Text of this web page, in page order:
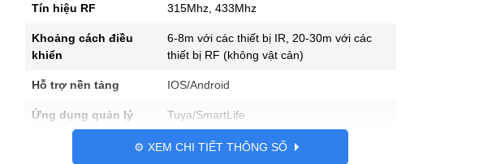
Tín hiệu RF 315Mhz, 433Mhz
Khoảng cách điều
khiển
6-8m với các thiết bị IR, 20-30m với các
thiết bị RF (không vật cản)
Hỗ trợ nền tảng IOS/Android
Ứng dụng quản lý Tuya/SmartLife
Nhựa PC
⚙️ XEM CHI TIẾT THÔNG SỐ